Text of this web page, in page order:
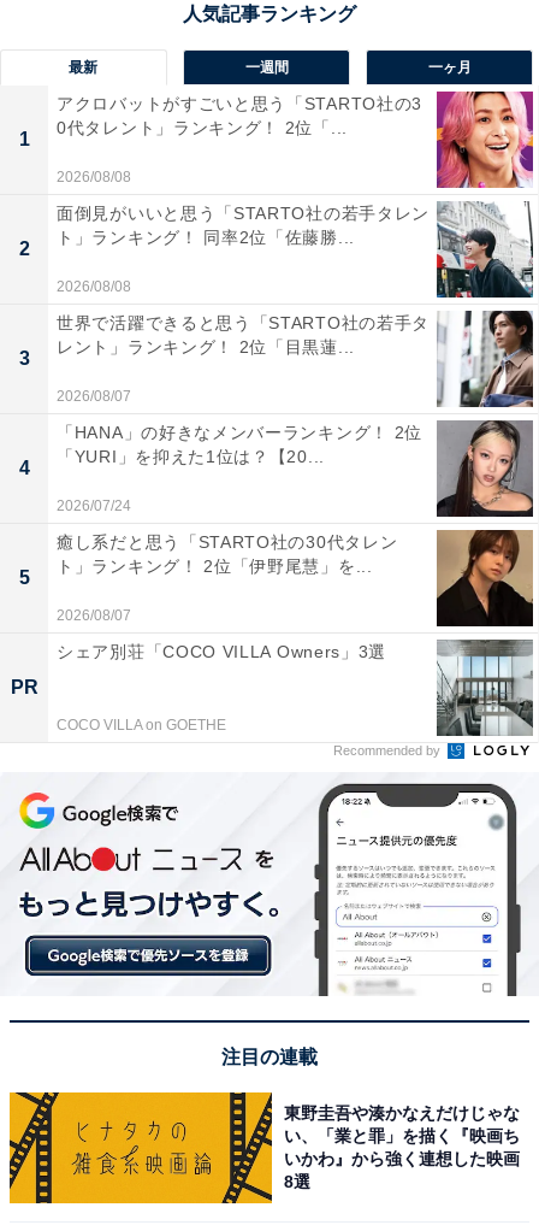
法学部など幅広い分野で毎年難関資格や国家試験の合格
者を多数輩出しています。大手企業への就職支援やキャ
リア教育に注力している点も魅力です。
回答者からは「私立大学の中でも難関大学として知れて
いる上に、幅広い教育の場を提供しているため」（60代
女性／静岡県）、「早慶に迫る勢いがあるから」（60代
男性／山口県）、「GMARCHのなかで最も入学が難しい
のが明治」（30代男性／埼玉県）といった声が集まりま
した。
※回答者からのコメントは原文ママです
All About ニュースの編集者。オールアバウトに入社後、SNSトレン
ドにフォーカスした記事執筆やSEOライティングの経験を経て、の
ちにAll About ニュースチームのメンバーに加入。現在は旅行・カル
チャー・エンタメなどを中心に企画編集を担当。東京都出身。居酒
屋巡りとスポーツ観戦が生きがい。
...続きを読む
6位までのランキング結果を見る
こちらもおすすめ
最新 一週間 一ヶ月
1
アクロバットがすごいと思う「STARTO社の3
0代タレント」ランキング！ 2位「...
2026/08/08
2
面倒見がいいと思う「STARTO社の若手タレン
ト」ランキング！ 同率2位「佐藤勝...
2026/08/08
3
世界で活躍できると思う「STARTO社の若手タ
レント」ランキング！ 2位「目黒蓮...
2026/08/07
4
「HANA」の好きなメンバーランキング！ 2位
「YURI」を抑えた1位は？【20...
2026/07/24
5
癒し系だと思う「STARTO社の30代タレン
ト」ランキング！ 2位「伊野尾慧」を...
2026/08/07
PR
シェア別荘「COCO VILLA Owners」3選
COCO VILLA on GOETHE
Recommended by
注目の連載
東野圭吾や湊かなえだけじゃな
い、「業と罪」を描く『映画ち
いかわ』から強く連想した映画
8選